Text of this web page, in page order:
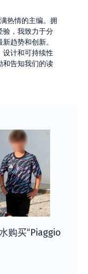
热情的主编。拥
验，我致力于分
趋势和创新。
设计和可持续性
和告知我们的读
购买“Piaggio